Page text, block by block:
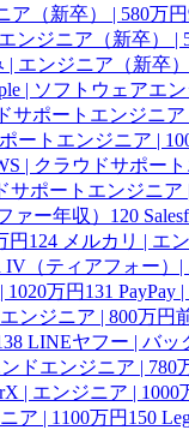
ア（新卒） | 580万円
ンジニア（新卒） |
| エンジニア（新卒
| ソフトウェアエ
サポートエンジニア
ートエンジニア |
| クラウドサポー
サポートエンジニア
ァー年収） 120
円 124 メルカリ | エ
IV（ティアフォー）|
1020万円 131 PayPay
ンジニア | 800万円
LINEヤフー | バッ
ドエンジニア | 780
| エンジニア | 1000
ア | 1100万円 150